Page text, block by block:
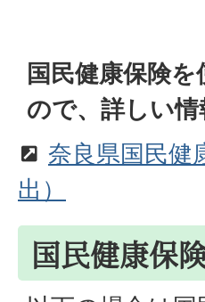
国民健康保険
ので、詳しい
奈良県国民健
出）
国民健康保